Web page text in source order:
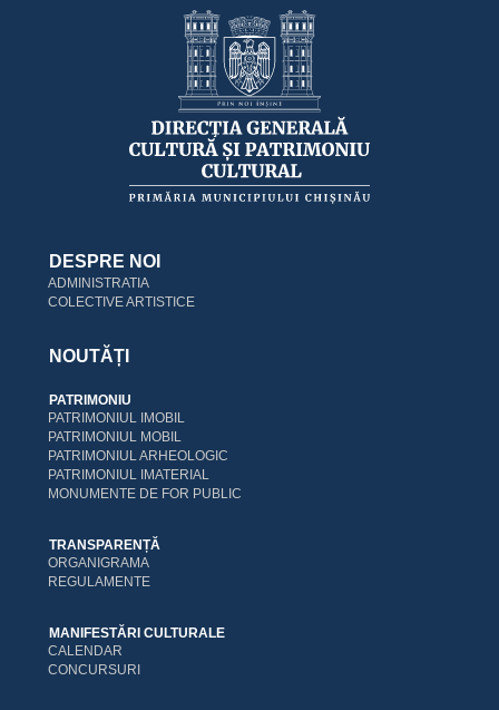
DESPRE NOI
ADMINISTRATIA
COLECTIVE ARTISTICE
NOUTĂȚI
PATRIMONIU
PATRIMONIUL IMOBIL
PATRIMONIUL MOBIL
PATRIMONIUL ARHEOLOGIC
PATRIMONIUL IMATERIAL
MONUMENTE DE FOR PUBLIC
TRANSPARENȚĂ
ORGANIGRAMA
REGULAMENTE
MANIFESTĂRI CULTURALE
CALENDAR
CONCURSURI